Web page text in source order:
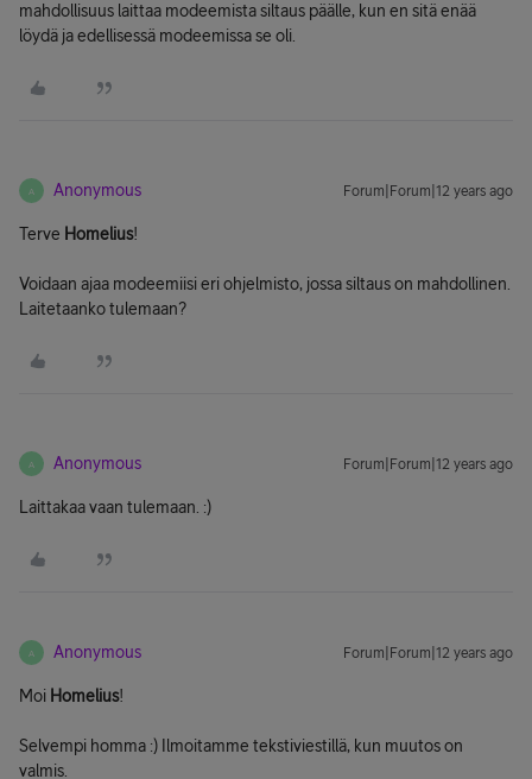
mahdollisuus laittaa modeemista siltaus päälle, kun en sitä enää
löydä ja edellisessä modeemissa se oli.
A Anonymous Forum|Forum|12 years ago
Terve Homelius!
Voidaan ajaa modeemiisi eri ohjelmisto, jossa siltaus on mahdollinen.
Laitetaanko tulemaan?
A Anonymous Forum|Forum|12 years ago
Laittakaa vaan tulemaan. :)
A Anonymous Forum|Forum|12 years ago
Moi Homelius!
Selvempi homma :) Ilmoitamme tekstiviestillä, kun muutos on
valmis.